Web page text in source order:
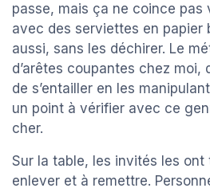
passe, mais ça ne coince pas
avec des serviettes en papier
aussi, sans les déchirer. Le
d’arêtes coupantes chez moi,
de s’entailler en les
un point à vérifier avec ce
cher.
Sur la table, les invités les
enlever et à remettre.